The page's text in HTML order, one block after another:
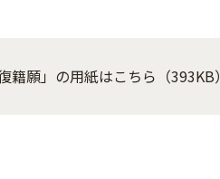
復籍願」の用紙はこちら（393KB）